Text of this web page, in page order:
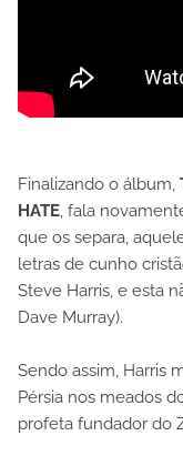
Finalizando o álbum,
HATE, fala
que os separa,
letras de cunho
Steve Harris, e esta
Dave Murray).
Sendo assim, Harris
Pérsia nos meados
profeta fundador do